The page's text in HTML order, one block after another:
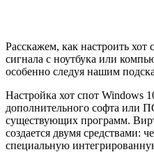
Расскажем, как настроить хот
сигнала с ноутбука или
особенно следуя нашим
Настройка хот спот Windows
дополнительного софта или
существующих программ.
создается двумя средствами:
специальную